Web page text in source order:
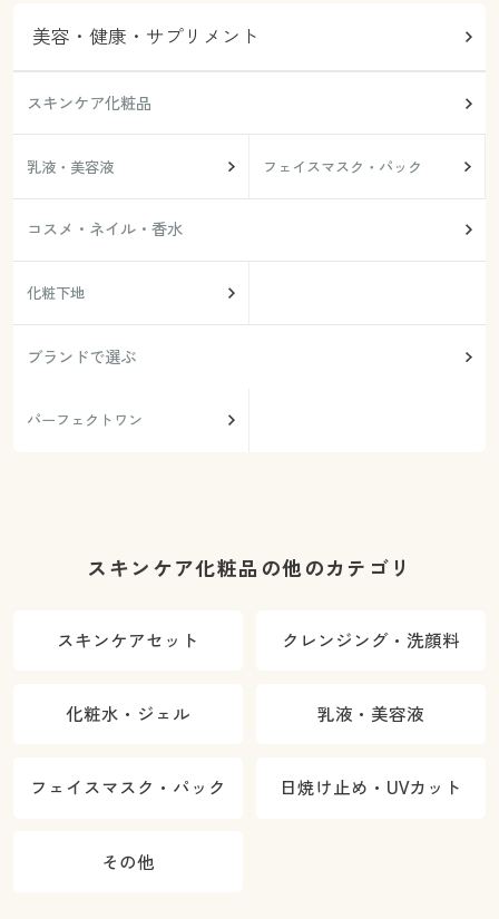
美容・健康・サプリメント
スキンケア化粧品
乳液・美容液 フェイスマスク・パック
コスメ・ネイル・香水
化粧下地
ブランドで選ぶ
パーフェクトワン
スキンケア化粧品の他のカテゴリ
スキンケアセット クレンジング・洗顔料
化粧水・ジェル 乳液・美容液
フェイスマスク・パック 日焼け止め・UVカット
その他